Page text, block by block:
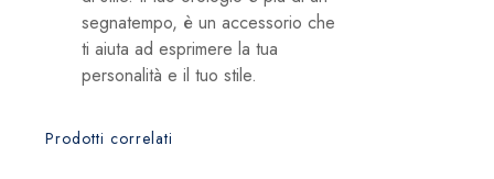
segnatempo, è un accessorio che
ti aiuta ad esprimere la tua
personalità e il tuo stile.
Prodotti correlati